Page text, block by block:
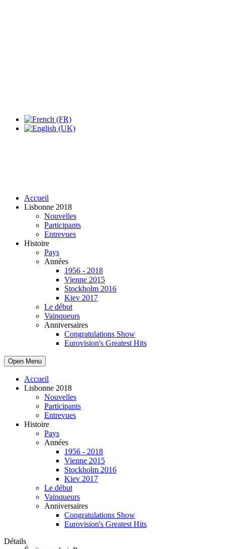
Accueil
Lisbonne 2018
Nouvelles
Participants
Entrevues
Histoire
Pays
Années
1956 - 2018
Vienne 2015
Stockholm 2016
Kiev 2017
Le début
Vainqueurs
Anniversaires
Congratulations Show
Eurovision's Greatest Hits
Open Menu
Accueil
Lisbonne 2018
Nouvelles
Participants
Entrevues
Histoire
Pays
Années
1956 - 2018
Vienne 2015
Stockholm 2016
Kiev 2017
Le début
Vainqueurs
Anniversaires
Congratulations Show
Eurovision's Greatest Hits
Détails